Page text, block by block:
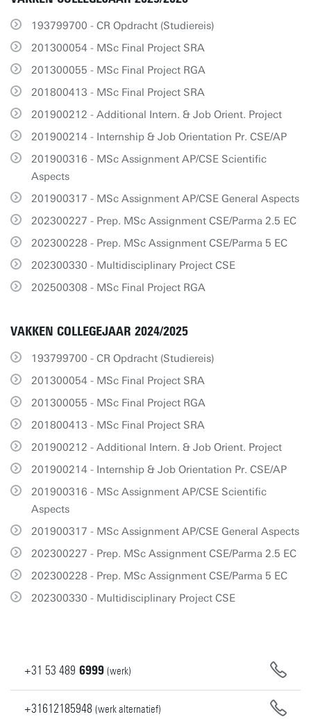
193799700 - CR Opdracht (Studiereis)
201300054 - MSc Final Project SRA
201300055 - MSc Final Project RGA
201800413 - MSc Final Project SRA
201900212 - Additional Intern. & Job Orient. Project
201900214 - Internship & Job Orientation Pr. CSE/AP
201900316 - MSc Assignment AP/CSE Scientific
Aspects
201900317 - MSc Assignment AP/CSE General Aspects
202300227 - Prep. MSc Assignment CSE/Parma 2.5 EC
202300228 - Prep. MSc Assignment CSE/Parma 5 EC
202300330 - Multidisciplinary Project CSE
202500308 - MSc Final Project RGA
VAKKEN COLLEGEJAAR 2024/2025
193799700 - CR Opdracht (Studiereis)
201300054 - MSc Final Project SRA
201300055 - MSc Final Project RGA
201800413 - MSc Final Project SRA
201900212 - Additional Intern. & Job Orient. Project
201900214 - Internship & Job Orientation Pr. CSE/AP
201900316 - MSc Assignment AP/CSE Scientific
Aspects
201900317 - MSc Assignment AP/CSE General Aspects
202300227 - Prep. MSc Assignment CSE/Parma 2.5 EC
202300228 - Prep. MSc Assignment CSE/Parma 5 EC
202300330 - Multidisciplinary Project CSE
+31 53 489 6999 (werk)
+31612185948 (werk alternatief)